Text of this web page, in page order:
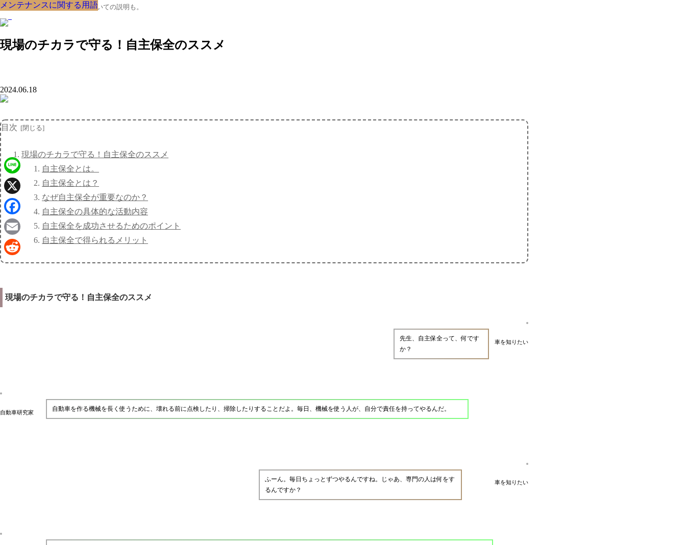
クルマの大辞典、購入･売却についての説明も。
現場のチカラで守る！自主保全のススメ
メンテナンスに関する用語
2024.06.18
目次
現場のチカラで守る！自主保全のススメ
自主保全とは。
自主保全とは？
なぜ自主保全が重要なのか？
自主保全の具体的な活動内容
自主保全を成功させるためのポイント
自主保全で得られるメリット
現場のチカラで守る！自主保全のススメ
車を知りたい
先生、自主保全って、何です
か？
自動車研究家 自動車を作る機械を長く使うために、壊れる前に点検したり、掃除したりすることだよ。毎日、機械を使う人が、自分で責任を持ってやるんだ。
車を知りたい
ふーん。毎日ちょっとずつやるんですね。じゃあ、専門の人は何をす
るんですか？
メンテナンスに関する用語
メンテナンスに関する用語
メンテナンスに関する用語
メンテナンスに関する用語
メンテナンスに関する用語
メンテナンスに関する用語
メンテナンスに関する用語
メンテナンスに関する用語
Line
X
Facebook
Email
Reddit